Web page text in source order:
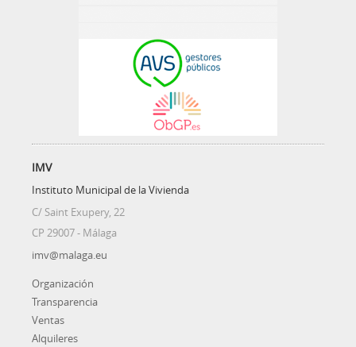
IMV
Instituto Municipal de la Vivienda
C/ Saint Exupery, 22
CP 29007 - Málaga
imv@malaga.eu
Organización
Transparencia
Ventas
Alquileres